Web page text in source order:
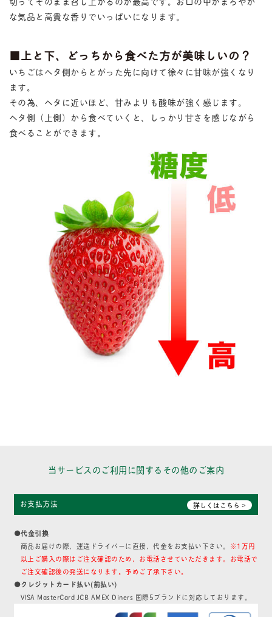
な気品と高貴な香りでいっぱいになります。
■上と下、どっちから食べた方が美味しいの？
いちごはヘタ側からとがった先に向けて徐々に甘味が強くなり
ます。
その為、ヘタに近いほど、甘みよりも酸味が強く感じます。
ヘタ側（上側）から食べていくと、しっかり甘さを感じながら
食べることができます。
当サービスのご利用に関するその他のご案内
お支払方法 詳しくはこちら >
●代金引換
商品お届けの際、運送ドライバーに直接、代金をお支払い下さい。 ※1万円
以上ご購入の際はご注文確認のため、お電話させていただきます。お電話で
ご注文確認後の発送になります。予めご了承下さい。
●クレジットカード払い(前払い)
VISA MasterCard JCB AMEX Diners 国際5ブランドに対応しております。